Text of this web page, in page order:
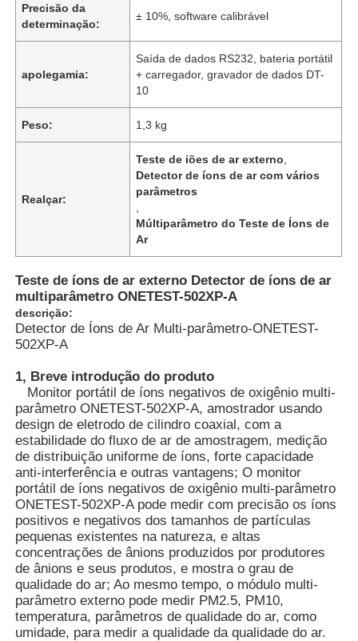
Casa
Produtos
Precisão da
determinação:
± 10%, software calibrável
apolegamia:
Saída de dados RS232, bateria portátil
+ carregador, gravador de dados DT-
10
Peso: 1,3 kg
Realçar:
Teste de iões de ar externo
Detector de íons de ar com vários
parâmetros
Múltiparâmetro do Teste de Íons de
Ar
Teste de íons de ar externo Detector de íons de ar
multiparâmetro ONETEST-502XP-A
descrição:
Detector de Íons de Ar Multi-parâmetro-ONETEST-
502XP-A
1, Breve introdução do produto
Monitor portátil de íons negativos de oxigênio multi-
parâmetro ONETEST-502XP-A, amostrador usando
design de eletrodo de cilindro coaxial, com a
estabilidade do fluxo de ar de amostragem, medição
de distribuição uniforme de íons, forte capacidade
anti-interferência e outras vantagens; O monitor
portátil de íons negativos de oxigênio multi-parâmetro
ONETEST-502XP-A pode medir com precisão os íons
positivos e negativos dos tamanhos de partículas
pequenas existentes na natureza, e altas
concentrações de ânions produzidos por produtores
de ânions e seus produtos, e mostra o grau de
qualidade do ar; Ao mesmo tempo, o módulo multi-
parâmetro externo pode medir PM2.5, PM10,
temperatura, parâmetros de qualidade do ar, como
umidade, para medir a qualidade da qualidade do ar.